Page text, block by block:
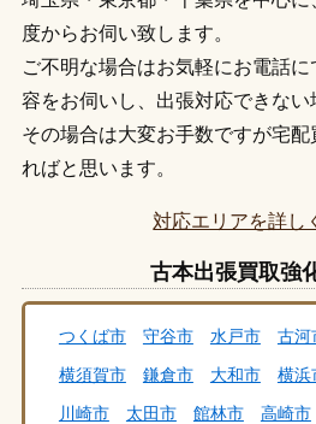
度からお伺い致します。
ご不明な場合はお気軽にお電話
容をお伺いし、出張対応できない
その場合は大変お手数ですが宅
ればと思います。
対応エリアを詳し
古本出張買取強
つくば市 守谷市 水戸市 古河
横須賀市
鎌倉市 大和市 横浜
川崎市
太田市 館林市 高崎市